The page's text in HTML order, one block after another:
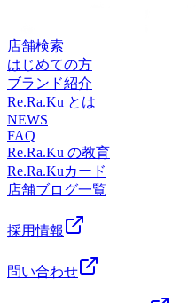
黒＃目黒川＃目黒駅近＃JR
線＃東京メトロ南北線＃もみ
こり＃土日祝営業
店舗検索
はじめての方
ブランド紹介
Re.Ra.Ku とは
NEWS
FAQ
Re.Ra.Ku の教育
Re.Ra.Kuカード
店舗ブログ一覧
採用情報
問い合わせ